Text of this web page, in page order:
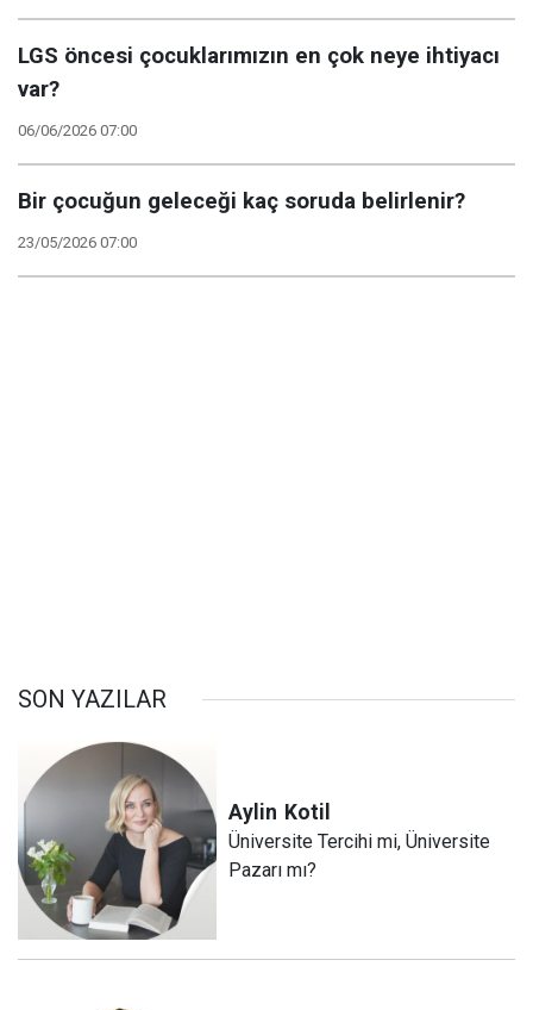
LGS öncesi çocuklarımızın en çok neye ihtiyacı
var?
06/06/2026 07:00
Bir çocuğun geleceği kaç soruda belirlenir?
23/05/2026 07:00
SON YAZILAR
Aylin Kotil
Üniversite Tercihi mi, Üniversite
Pazarı mı?